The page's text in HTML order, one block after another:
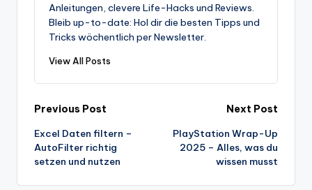
Anleitungen, clevere Life-Hacks und Reviews.
Bleib up-to-date: Hol dir die besten Tipps und
Tricks wöchentlich per Newsletter.
View All Posts
Post
navigation
Previous Post
Excel Daten filtern –
AutoFilter richtig
setzen und nutzen
Next Post
PlayStation Wrap-Up
2025 – Alles, was du
wissen musst